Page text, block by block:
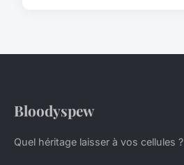
Bloodyspew
Quel héritage laisser à vos cellules ?